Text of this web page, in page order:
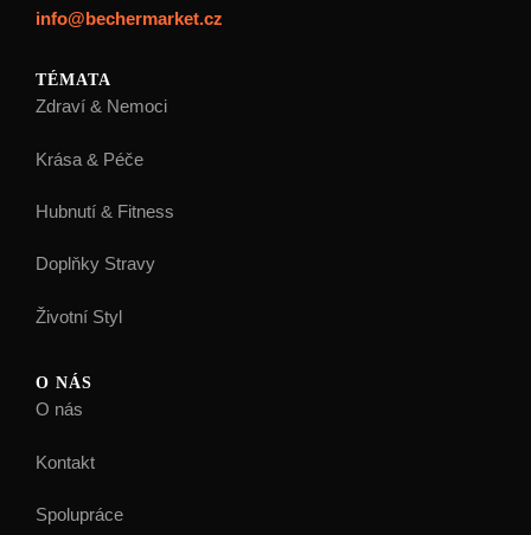
info@bechermarket.cz
TÉMATA
Zdraví & Nemoci
Krása & Péče
Hubnutí & Fitness
Doplňky Stravy
Životní Styl
O NÁS
O nás
Kontakt
Spolupráce